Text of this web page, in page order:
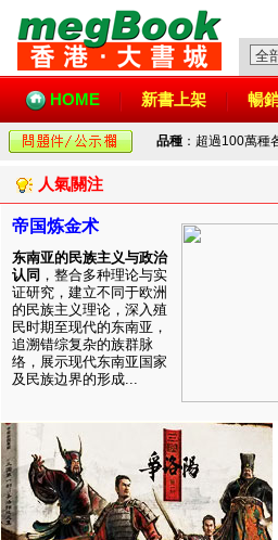
HOME 新書上架 暢
品種 ：超過100萬種
人氣關注
帝国炼金术
东南亚的民族主义与政治
认同 ，整合多种理论与实
证研究，建立不同于欧洲
的民族主义理论，深入殖
民时期至现代的东南亚，
追溯错综复杂的族群脉
络，展示现代东南亚国家
及民族边界的形成...